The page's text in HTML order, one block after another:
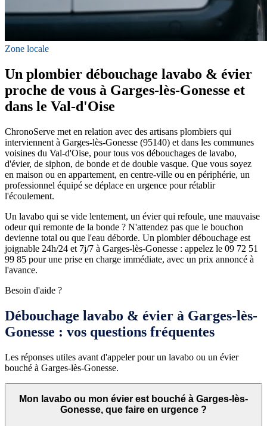
Zone locale
Un plombier débouchage lavabo & évier
proche de vous à Garges-lès-Gonesse et
dans le Val-d'Oise
ChronoServe met en relation avec des artisans plombiers qui
interviennent à Garges-lès-Gonesse (95140) et dans les communes
voisines du Val-d'Oise, pour tous vos débouchages de lavabo,
d'évier, de siphon, de bonde et de double vasque. Que vous soyez
en maison ou en appartement, en centre-ville ou en périphérie, un
professionnel équipé se déplace en urgence pour rétablir
l'écoulement.
Un lavabo qui se vide lentement, un évier qui refoule, une mauvaise
odeur qui remonte de la bonde ? N'attendez pas que le bouchon
devienne total ou que l'eau déborde. Un plombier débouchage est
joignable 24h/24 et 7j/7 à Garges-lès-Gonesse : appelez le 09 72 51
99 85 pour une prise en charge immédiate, avec un prix annoncé à
l'avance.
Besoin d'aide ?
Débouchage lavabo & évier à Garges-lès-
Gonesse : vos questions fréquentes
Les réponses utiles avant d'appeler pour un lavabo ou un évier
bouché à Garges-lès-Gonesse.
Mon lavabo ou mon évier est bouché à Garges-lès-
Gonesse, que faire en urgence ?